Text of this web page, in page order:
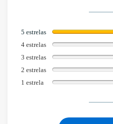
5 estrelas
4 estrelas
3 estrelas
2 estrelas
1 estrela